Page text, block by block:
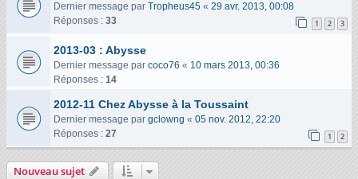
Dernier message par Tropheus45 « 29 avr. 2013, 00:08
Réponses : 33 1 2 3
2013-03 : Abysse
Dernier message par coco76 « 10 mars 2013, 00:36
Réponses : 14
2012-11 Chez Abysse à la Toussaint
Dernier message par gclowng « 05 nov. 2012, 22:20
Réponses : 27 1 2
Nouveau sujet